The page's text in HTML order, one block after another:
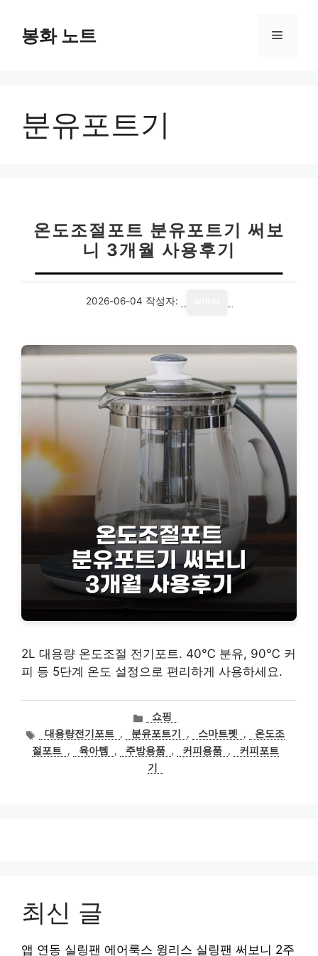
봉화 노트 메
분유포트기
온도조절포트 분유포트기 써보
니 3개월 사용후기
2026-06-04 작성자:
2L 대용량 온도조절 전기포트. 40℃ 분유, 90℃ 커
피 등 5단계 온도 설정으로 편리하게 사용하세요.
카
테
고
리
쇼핑
태
그
대용량전기포트 , 분유포트기 , 스마트펫 ,
온도조
절포트 , 육아템 , 주방용품 , 커피용품 ,
커피포트
기
최신 글
앱 연동 실링팬 에어룩스 윙리스 실링팬 써보니 2주